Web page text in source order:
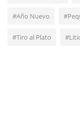
#Año Nuevo
#Tiro al Plato